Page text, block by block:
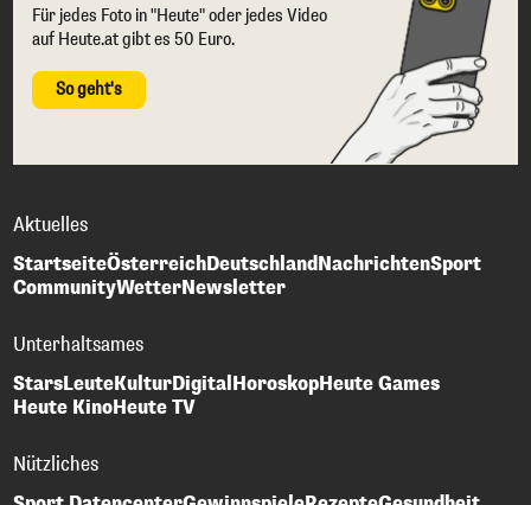
Für jedes Foto in "Heute" oder jedes Video
auf Heute.at gibt es 50 Euro.
So geht's
Aktuelles
StartseiteÖsterreichDeutschlandNachrichtenSport
CommunityWetterNewsletter
Unterhaltsames
StarsLeuteKulturDigitalHoroskopHeute Games
Heute KinoHeute TV
Nützliches